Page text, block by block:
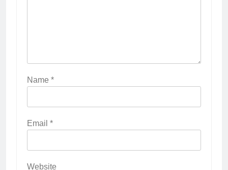
Name *
Email *
Website